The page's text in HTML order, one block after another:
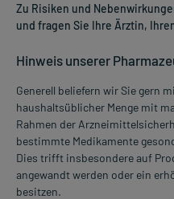
Zu Risiken und
und fragen Sie Ihre Ärztin,
Hinweis unserer
Generell beliefern wir Sie gern
haushaltsüblicher Menge mit
Rahmen der
bestimmte Medikamente
Dies trifft insbesondere auf
angewandt werden oder ein
besitzen.